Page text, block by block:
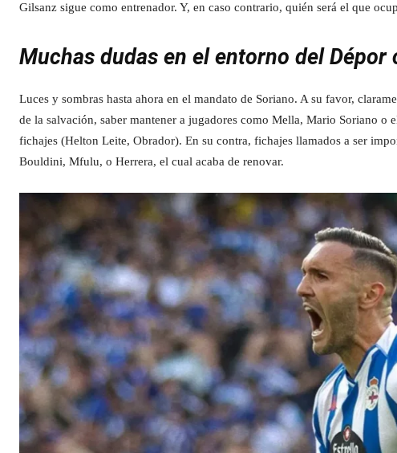
Gilsanz sigue como entrenador. Y, en caso contrario, quién será el que
Muchas dudas en el entorno del
Luces y sombras hasta ahora en el mandato de Soriano. A su favor,
de la salvación, saber mantener a jugadores como Mella, Mario Soriano o
fichajes (Helton Leite, Obrador). En su contra, fichajes llamados a ser
Bouldini, Mfulu, o Herrera, el cual acaba de renovar.